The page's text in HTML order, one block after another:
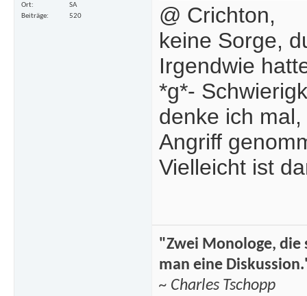
Ort
SA
Beiträge
520
@ Crichton,
keine Sorge,
Irgendwie
*g*-
denke ich
Angriff
Vielleicht ist
"Zwei Monologe, die
man eine
~ Charles Tschopp